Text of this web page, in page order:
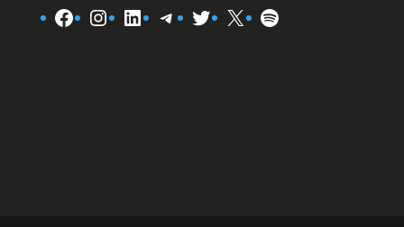
Facebook
Instagram
LinkedIn
Telegram
Twitter
X Spotify